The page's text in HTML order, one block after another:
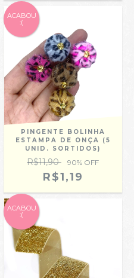
ACABOU
:(
PINGENTE BOLINHA
ESTAMPA DE ONÇA (5
UNID. SORTIDOS)
R$11,90 90% OFF
R$1,19
ACABOU
:(